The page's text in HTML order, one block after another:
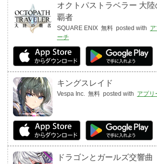
オクトパストラベラー 大陸
覇者
SQUARE ENIX 無料 posted with ア
ーチ
キングスレイド
Vespa Inc. 無料 posted with アプリ
ドラゴンとガールズ交響曲